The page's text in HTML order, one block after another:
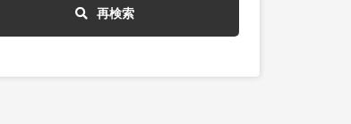
再検索